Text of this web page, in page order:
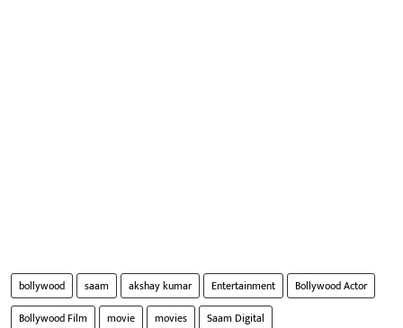
bollywood saam akshay kumar Entertainment
Bollywood Actor
Bollywood Film
movie movies
Saam Digital